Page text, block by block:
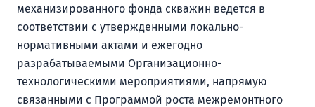
механизированного фонда скважин ведется в
соответствии с утвержденными локально-
нормативными актами и ежегодно
разрабатываемыми Организационно-
технологическими мероприятиями, напрямую
связанными с Программой роста межремонтного